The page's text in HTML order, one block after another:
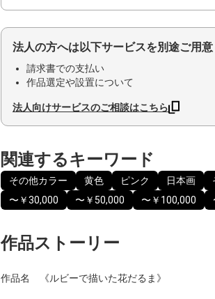
法人の方へは以下サービスを別途ご用
請求書での支払い
作品選定や設置について
法人向けサービスのご相談はこちら
関連するキーワード
その他カラー 黄色 ピンク 日本画
〜￥30,000
〜￥50,000 〜￥100,000
作品ストーリー
作品名 《ルビーで描いた花だるま》